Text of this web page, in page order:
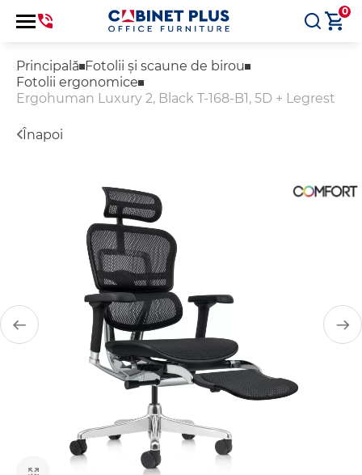
0
Principală Fotolii și scaune de birou
Fotolii ergonomice
Ergohuman Luxury 2, Black T-168-B1, 5D + Legrest
Înapoi